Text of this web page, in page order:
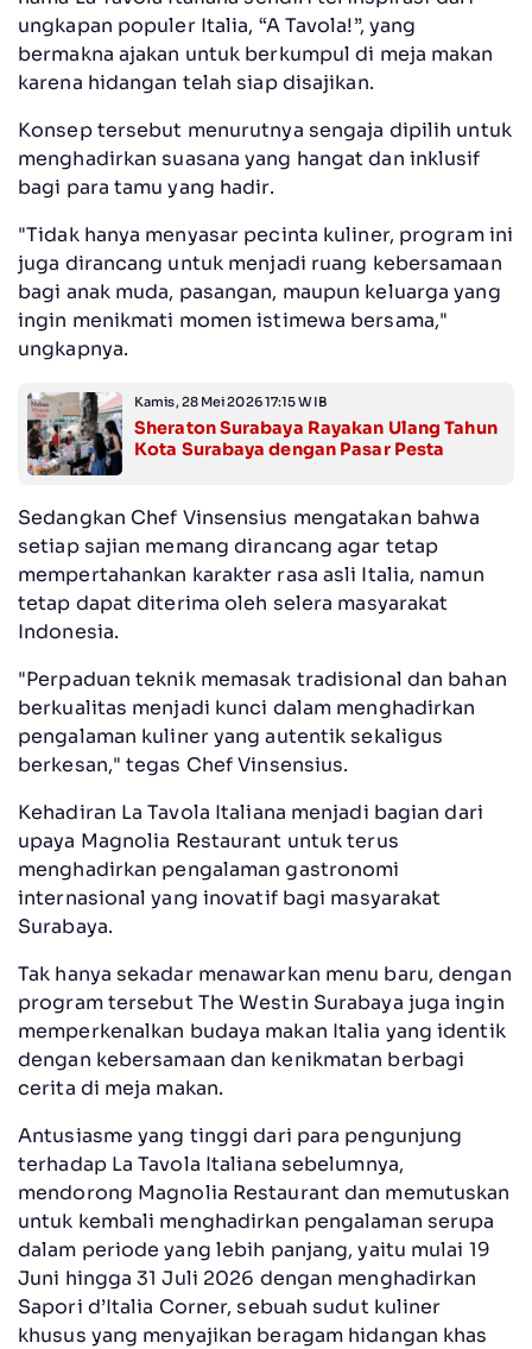
ungkapan populer Italia, “A Tavola!”, yang
bermakna ajakan untuk berkumpul di meja makan
karena hidangan telah siap disajikan.
Konsep tersebut menurutnya sengaja dipilih untuk
menghadirkan suasana yang hangat dan inklusif
bagi para tamu yang hadir.
"Tidak hanya menyasar pecinta kuliner, program ini
juga dirancang untuk menjadi ruang kebersamaan
bagi anak muda, pasangan, maupun keluarga yang
ingin menikmati momen istimewa bersama,"
ungkapnya.
Kamis, 28 Mei 2026 17:15 WIB
Sheraton Surabaya Rayakan Ulang Tahun
Kota Surabaya dengan Pasar Pesta
Sedangkan Chef Vinsensius mengatakan bahwa
setiap sajian memang dirancang agar tetap
mempertahankan karakter rasa asli Italia, namun
tetap dapat diterima oleh selera masyarakat
Indonesia.
"Perpaduan teknik memasak tradisional dan bahan
berkualitas menjadi kunci dalam menghadirkan
pengalaman kuliner yang autentik sekaligus
berkesan," tegas Chef Vinsensius.
Kehadiran La Tavola Italiana menjadi bagian dari
upaya Magnolia Restaurant untuk terus
menghadirkan pengalaman gastronomi
internasional yang inovatif bagi masyarakat
Surabaya.
Tak hanya sekadar menawarkan menu baru, dengan
program tersebut The Westin Surabaya juga ingin
memperkenalkan budaya makan Italia yang identik
dengan kebersamaan dan kenikmatan berbagi
cerita di meja makan.
Antusiasme yang tinggi dari para pengunjung
terhadap La Tavola Italiana sebelumnya,
mendorong Magnolia Restaurant dan memutuskan
untuk kembali menghadirkan pengalaman serupa
dalam periode yang lebih panjang, yaitu mulai 19
Juni hingga 31 Juli 2026 dengan menghadirkan
Sapori d’Italia Corner, sebuah sudut kuliner
khusus yang menyajikan beragam hidangan khas